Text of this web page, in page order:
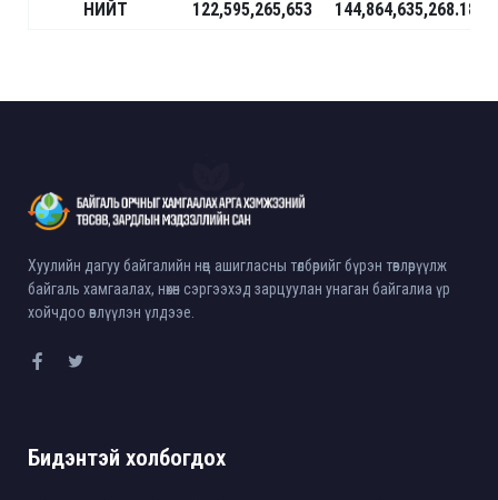
НИЙТ
122,595,265,653 144,864,635,268.18
Хуулийн дагуу байгалийн нөөц ашигласны төлбөрийг бүрэн төвлөрүүлж
байгаль хамгаалах, нөхөн сэргээхэд зарцуулан унаган байгалиа үр
хойчдоо өвлүүлэн үлдээе.
Бидэнтэй холбогдох